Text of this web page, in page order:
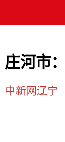
庄河市
中新网辽宁